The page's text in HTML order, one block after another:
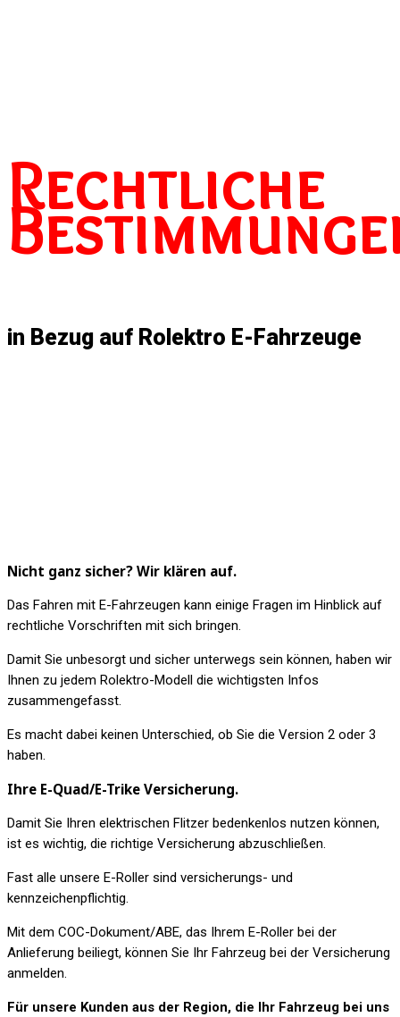
Rechtliche
in Bezug auf Rolektro E-Fahrzeuge
Nicht ganz sicher? Wir klären auf.
Das Fahren mit E-Fahrzeugen kann einige Fragen im Hinblick auf
rechtliche Vorschriften mit sich bringen.
Damit Sie unbesorgt und sicher unterwegs sein können, haben wir
Ihnen zu jedem Rolektro-Modell die wichtigsten Infos
zusammengefasst.
Es macht dabei keinen Unterschied, ob Sie die Version 2 oder 3
haben.
Ihre E-Quad/E-Trike Versicherung.
Damit Sie Ihren elektrischen Flitzer bedenkenlos nutzen können,
ist es wichtig, die richtige Versicherung abzuschließen.
Fast alle unsere E-Roller sind versicherungs- und
kennzeichenpflichtig.
Mit dem COC-Dokument/ABE, das Ihrem E-Roller bei der
Anlieferung beiliegt, können Sie Ihr Fahrzeug bei der Versicherung
anmelden.
Für unsere Kunden aus der Region, die Ihr Fahrzeug bei uns